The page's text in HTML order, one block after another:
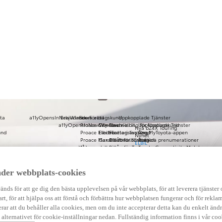
Nya bZ4X Touring
Nyhet
ELBIL
Erbjudanden
Proace City Electric
Proace Electric
Proace Max Electric
Hilux
Serva elbil
Service av elbil
Elbilsbatteri livslängd
Garanti för elbilsbatteri
Våra modeller
Toyota Proace Electric
Proace Max Electric
a11yOpensInNewWindowFöretagskund
Finansiering för företagskund
Företagsleasing
Billån för företag
Billån för Taxi
Inköpare
Finansiering
Förmånsbil
a11yOpensInNewWindow
Uppkopplade Tjänster
Uppkopplade Tjänster
Om MyToyota-appen
Betalda prenumerationer
Toyota Connectivity Match
Uppgradera multimedia
Bluetooth
Kom igång med Toyota Touch 2
Uppdatera GO Navigation
webbplats-cookies
för att ge dig den bästa upplevelsen på vår webbplats, för att leverera tjänster
för att hjälpa oss att förstå och förbättra hur webbplatsen fungerar och för
att du behåller alla cookies, men om du inte accepterar detta kan du enkelt
för cookie-inställningar nedan. Fullständig information finns i vår